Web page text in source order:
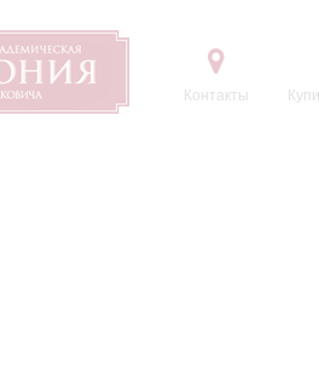
Контакты